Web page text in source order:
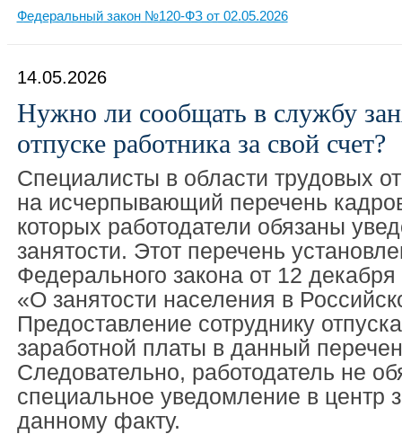
Федеральный закон №120-ФЗ от 02.05.2026
14.05.2026
Нужно ли сообщать в службу
отпуске работника за свой счет?
Специалисты в области трудовых
на исчерпывающий перечень
которых работодатели обязаны
занятости. Этот перечень
Федерального закона от 12
«О занятости населения в
Предоставление сотруднику
заработной платы в данный
Следовательно, работодатель не
специальное уведомление в центр
данному факту.